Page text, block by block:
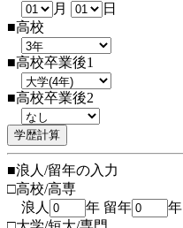
月
日
■高校
■高校卒業後1
■高校卒業後2
■浪人/留年の入力
□高校/高専
浪人
年 留年
年